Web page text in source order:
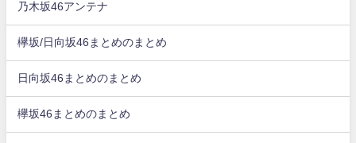
乃木坂46アンテナ
欅坂/日向坂46まとめのまとめ
日向坂46まとめのまとめ
欅坂46まとめのまとめ